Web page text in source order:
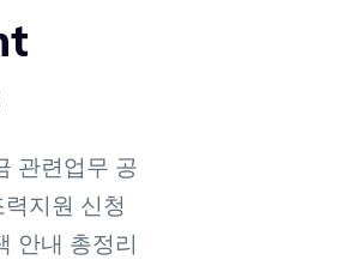
관련업무 공
지원 신청
안내 총정리